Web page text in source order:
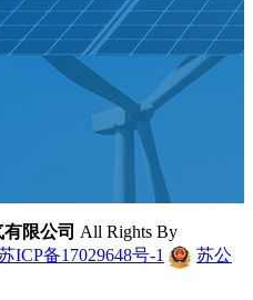
限公司 All Rights By
ICP备17029648号-1
苏公